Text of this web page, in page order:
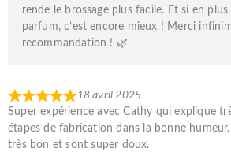
rende le brossage plus facile. Et si en
parfum, c’est encore mieux ! Merci
recommandation ! 🌿
18 avril 2025
Super expérience avec Cathy qui explique
étapes de fabrication dans la bonne
très bon et sont super doux.